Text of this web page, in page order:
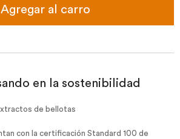
Agregar al carro
en la sostenibilidad
de bellotas
con la certificación Standard 100 de